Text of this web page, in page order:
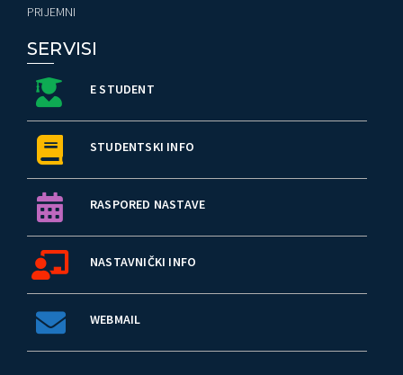
PRIJEMNI
SERVISI
E STUDENT
STUDENTSKI INFO
RASPORED NASTAVE
NASTAVNIČKI INFO
WEBMAIL